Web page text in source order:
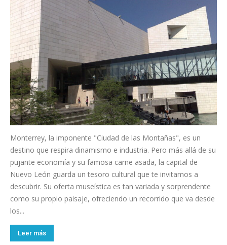
Monterrey, la imponente "Ciudad de las Montañas", es un
destino que respira dinamismo e industria. Pero más allá de su
pujante economía y su famosa carne asada, la capital de
Nuevo León guarda un tesoro cultural que te invitamos a
descubrir. Su oferta museística es tan variada y sorprendente
como su propio paisaje, ofreciendo un recorrido que va desde
los...
Leer más